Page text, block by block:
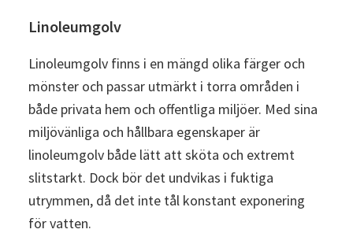
Linoleumgolv
Linoleumgolv finns i en mängd olika färger och
mönster och passar utmärkt i torra områden i
både privata hem och offentliga miljöer. Med sina
miljövänliga och hållbara egenskaper är
linoleumgolv både lätt att sköta och extremt
slitstarkt. Dock bör det undvikas i fuktiga
utrymmen, då det inte tål konstant exponering
för vatten.